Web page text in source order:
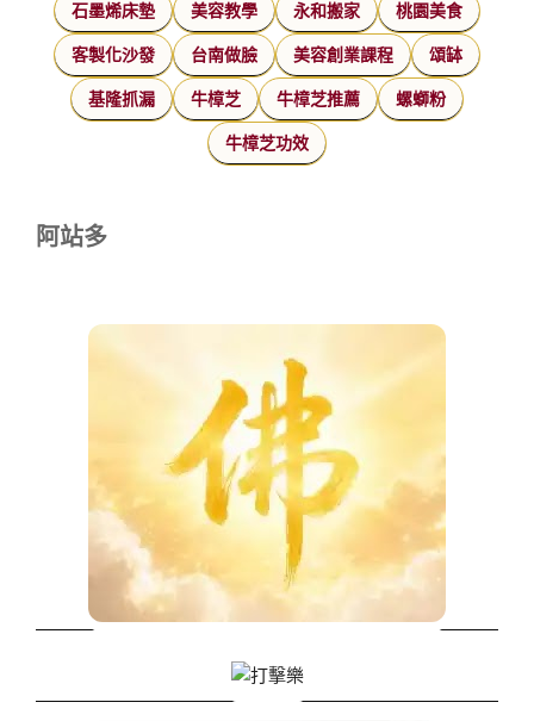
石墨烯床墊 美容教學 永和搬家 桃園美食
客製化沙發 台南做臉 美容創業課程 頌缽
基隆抓漏 牛樟芝 牛樟芝推薦 螺螄粉
牛樟芝功效
阿站多